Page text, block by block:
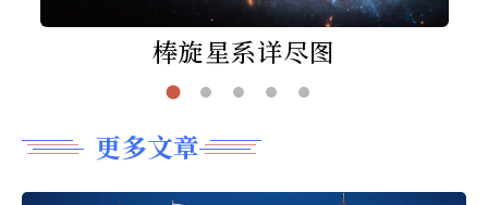
棒旋星系详尽图
更多文章